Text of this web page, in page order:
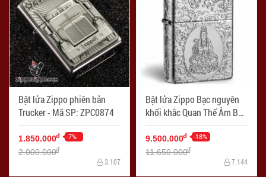
Bật lửa Zippo phiên bản
Trucker - Mã SP: ZPC0874
1.850.000đ -7%
2.000.000đ
3.107
Bật lửa Zippo Bạc nguyên
khối khắc Quan Thế Âm Bồ
Tát - Mã SP: ZPC0895
9.500.000đ -18%
11.650.000đ
7.144